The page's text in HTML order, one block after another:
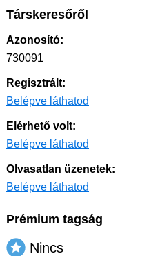
Társkeresőről
Azonosító:
730091
Regisztrált:
Belépve láthatod
Elérhető volt:
Belépve láthatod
Olvasatlan üzenetek:
Belépve láthatod
Prémium tagság
Nincs